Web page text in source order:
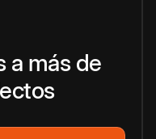
a más de